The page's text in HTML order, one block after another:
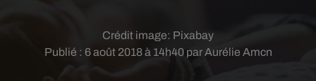
Publié : 6 août 2018 à 14h40 par Aurélie Amcn
Crédit image: Pixabay